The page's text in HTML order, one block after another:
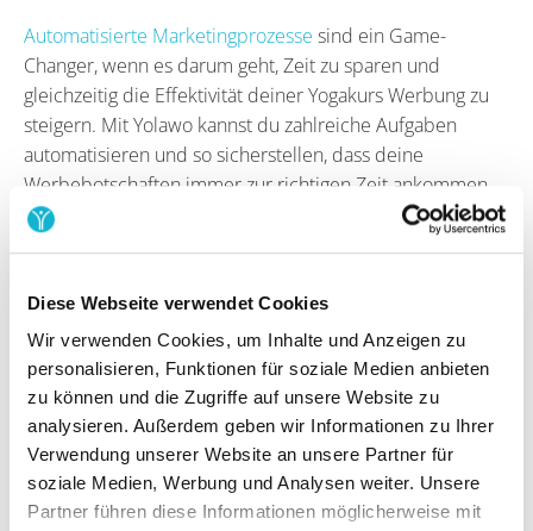
Diese Webseite verwendet Cookies
Wir verwenden Cookies, um Inhalte und Anzeigen zu
personalisieren, Funktionen für soziale Medien anbieten
zu können und die Zugriffe auf unsere Website zu
analysieren. Außerdem geben wir Informationen zu Ihrer
Verwendung unserer Website an unsere Partner für
soziale Medien, Werbung und Analysen weiter. Unsere
Partner führen diese Informationen möglicherweise mit
Automatisierte Marketingprozesse sind ein Game-
Changer, wenn es darum geht, Zeit zu sparen und
gleichzeitig die Effektivität deiner Yogakurs Werbung zu
steigern. Mit Yolawo kannst du zahlreiche Aufgaben
automatisieren und so sicherstellen, dass deine
Werbebotschaften immer zur richtigen Zeit ankommen.
Mail, die ihnen die ersten Schritte erklärt und einen
Anreiz zur weiteren Buchung bietet.
Feedback-Workflows:Automatisiere die Erfassung
von Feedback nach Kursen, um die Zufriedenheit zu
messen und kontinuierliche Verbesserungen
vorzunehmen.